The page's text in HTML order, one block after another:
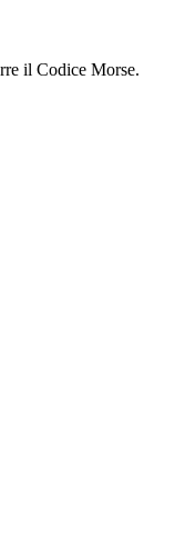
il Codice Morse.